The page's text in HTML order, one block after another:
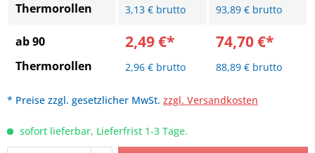
Thermorollen
3,13 € brutto 93,89 € brutto
ab 90
Thermorollen
2,49 €*
2,96 € brutto
74,70 €*
88,89 € brutto
* Preise zzgl. gesetzlicher MwSt. zzgl. Versandkosten
sofort lieferbar, Lieferfrist 1-3 Tage.